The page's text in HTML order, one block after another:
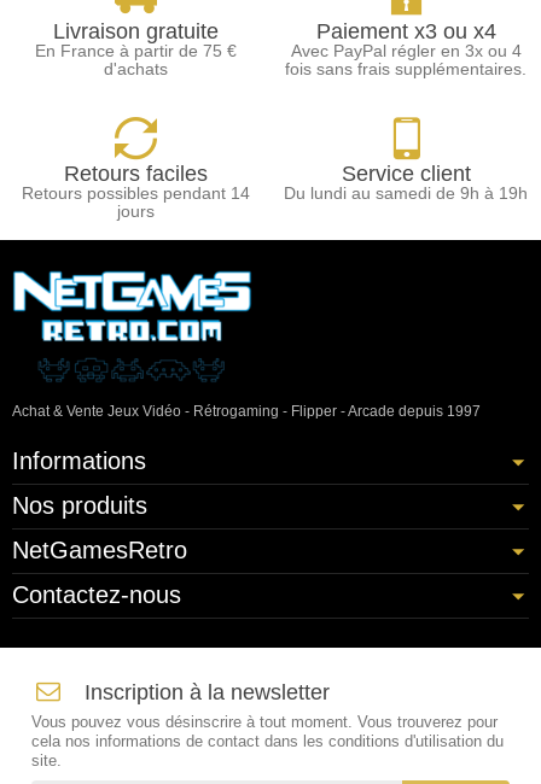
Livraison gratuite
En France à partir de 75 €
d'achats
Paiement x3 ou x4
Avec PayPal régler en 3x ou 4
fois sans frais supplémentaires.
Retours faciles
Retours possibles pendant 14
jours
Service client
Du lundi au samedi de 9h à 19h
Achat & Vente Jeux Vidéo - Rétrogaming - Flipper - Arcade depuis 1997
Informations
Nos produits
NetGamesRetro
Contactez-nous
Inscription à la newsletter
Vous pouvez vous désinscrire à tout moment. Vous trouverez pour
cela nos informations de contact dans les conditions d'utilisation du
site.